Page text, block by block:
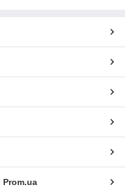
Prom.ua